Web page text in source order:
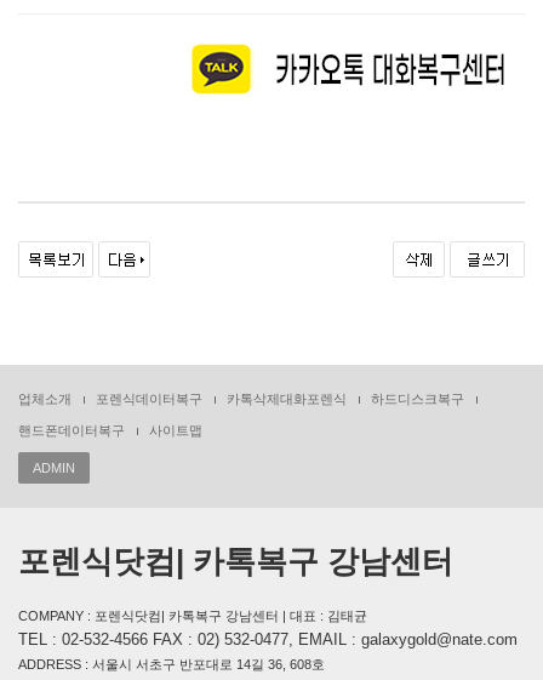
업체소개 포렌식데이터복구 카톡삭제대화포렌식 하드디스크복구
핸드폰데이터복구 사이트맵
ADMIN
포렌식닷컴| 카톡복구 강남센터
COMPANY : 포렌식닷컴| 카톡복구 강남센터 | 대표 : 김태균
TEL : 02-532-4566 FAX : 02) 532-0477, EMAIL : galaxygold@nate.com
ADDRESS : 서울시 서초구 반포대로 14길 36, 608호